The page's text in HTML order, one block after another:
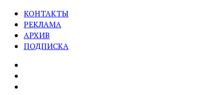
КОНТАКТЫ
РЕКЛАМА
АРХИВ
ПОДПИСКА